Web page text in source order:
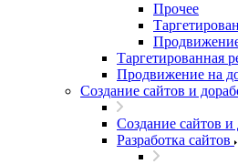
Прочее
Таргетированная
Продвижение на
Создание сайтов и
Создание сайтов и
Разработка сайтов